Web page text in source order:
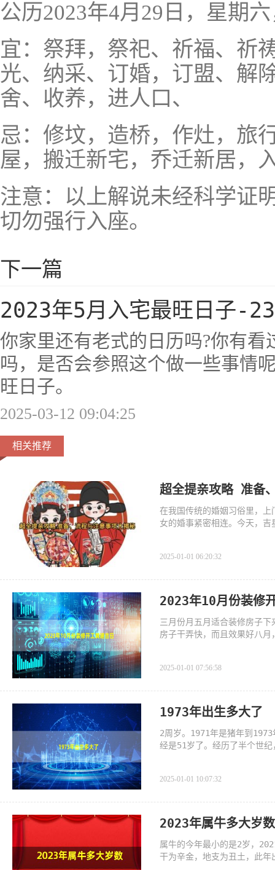
公历2023年4月29日，星期
宜：祭拜，祭祀、祈福、祈
光、纳采、订婚，订盟、解
舍、收养，进人口、
忌：修坟，造桥，作灶，旅
屋，搬迁新宅，乔迁新居，
注意：以上解说未经科学证
切勿强行入座。
下一篇
2023年5月入宅最旺日子-
你家里还有老式的日历吗?你有
吗，是否会参照这个做一些事情
旺日子。
2025-03-12 09:04:25
相关推荐
超全提亲攻略 准备
在我国传统的婚姻习俗里，
女的婚事紧密相连。今天，
2025-01-01 06:20:32
2023年10月份装修
三月份月五月适合装修房子
房子干弄快，而且效果好八
2025-01-01 07:56:58
1973年出生多大了
2周岁。1971年是猪年到
经是51岁了。经历了半个世
2025-01-01 10:07:32
2023年属牛多大岁数
属牛的今年最小的是2岁，
干为辛金，地支为丑土，此